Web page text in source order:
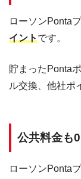
ローソンPonta
イントです。
貯まったPonta
ル交換、他社ポ
公共料金も
ローソンPonta